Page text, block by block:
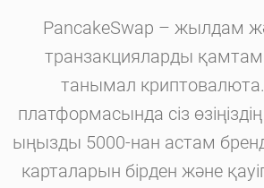
PancakeSwap – жылдам
транзакцияларды
танымал
платформасында сіз
ыңызды 5000-нан астам
карталарын бірден және